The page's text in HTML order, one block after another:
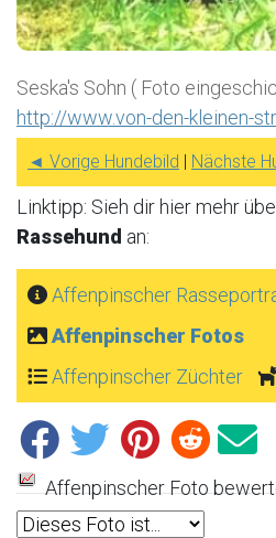
Seska's Sohn ( Foto
http://www.von-den-kleinen-
◄ Vorige Hundebild Nächste
Linktipp: Sieh dir hier mehr
Rassehund an:
Affenpinscher
Affenpinscher Fotos
Affenpinscher Züchter
Affenpinscher Foto